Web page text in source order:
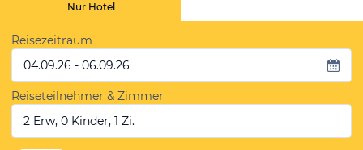
Nur Hotel
Reisezeitraum
04.09.26 - 06.09.26
Reiseteilnehmer & Zimmer
2 Erw, 0 Kinder, 1 Zi.